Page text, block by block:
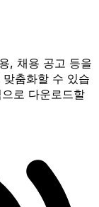
, 채용 공고 등을
춤화할 수 있습
로 다운로드할